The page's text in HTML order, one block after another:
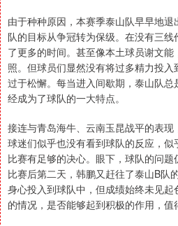
由于种种原因，本赛季泰山队早早地
队的目标从争冠转为保级。在没有三
了更多的时间。甚至像本土球员谢文
照。但球员们显然没有将过多精力投
过于松懈。每当进入间歇期，泰山队
经成为了球队的一大特点。
接连与青岛海牛、云南玉昆战平的表现
球迷们似乎也没有看到球队的反应，
比赛有足够的决心。眼下，球队的问
比赛后第二天，韩鹏又赶往了泰山B队
身心投入到球队中，但成绩始终未见
的情况，是否能够起到积极的作用，值